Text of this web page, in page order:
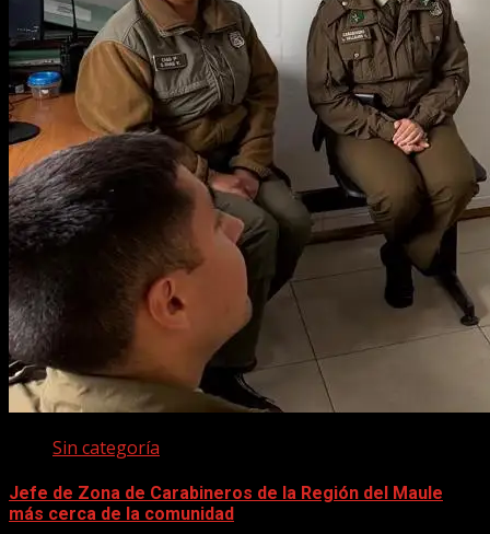
Sin categoría
Jefe de Zona de Carabineros de la Región del Maule
más cerca de la comunidad